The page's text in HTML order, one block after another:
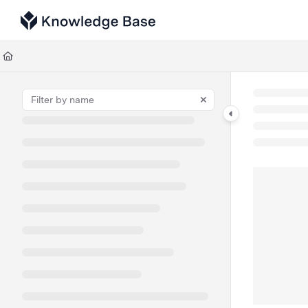
Documentation Index
Fetch the complete documentation index at:
Use this file to discover all available pages before exploring further.